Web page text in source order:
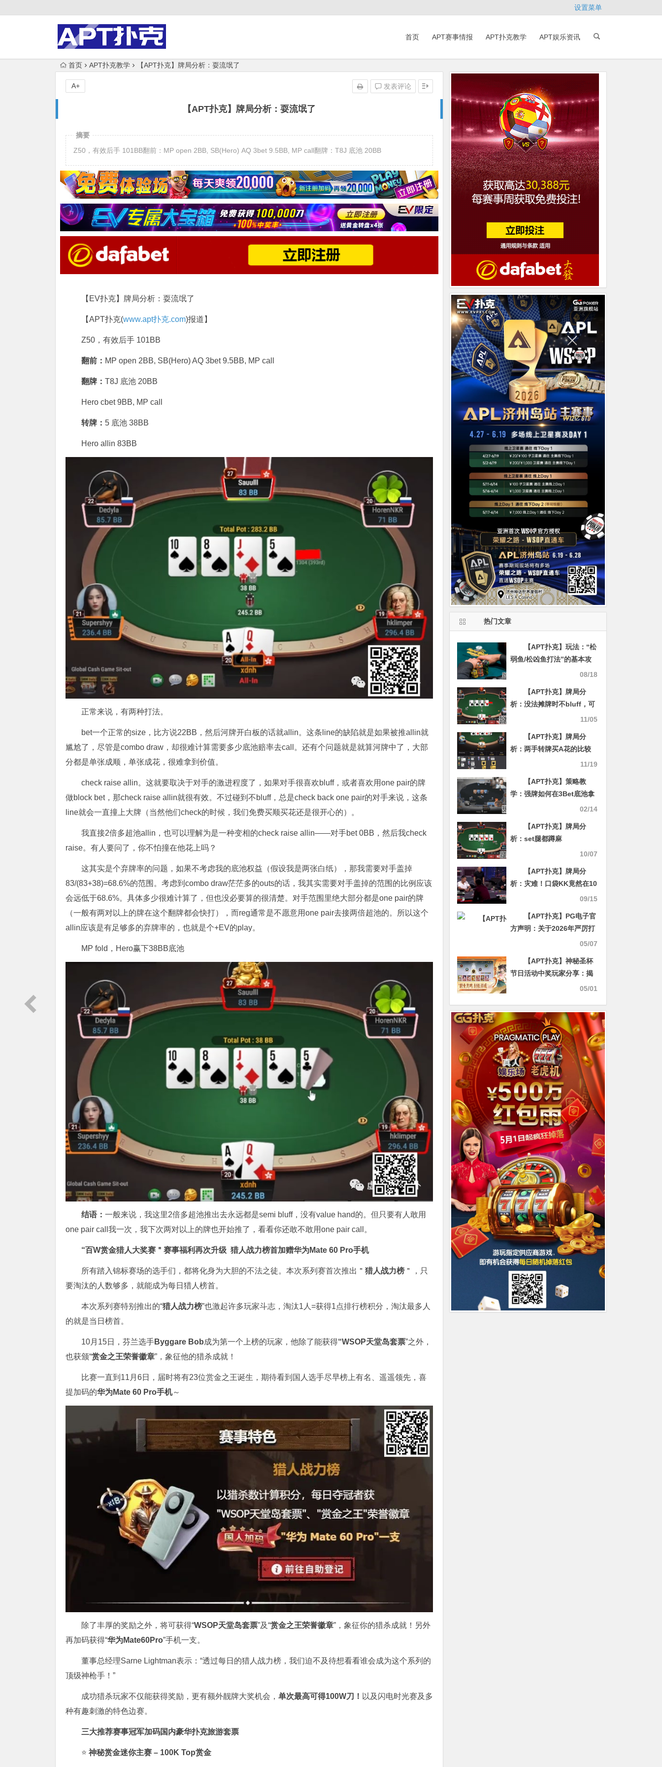
设置菜单
首页 APT赛事情报 APT扑克教学 APT娱乐资讯
首页 APT扑克教学 【APT扑克】牌局分析：耍流氓了
【APT扑克】牌局分析：耍流氓了
发表评论
A+
摘要
Z50，有效后手 101BB翻前：MP open 2BB, SB(Hero) AQ 3bet 9.5BB, MP call翻牌：T8J 底池 20BB
【EV扑克】牌局分析：耍流氓了
【APT扑克(www.apt扑克.com)报道】
Z50，有效后手 101BB
翻前： MP open 2BB, SB(Hero) AQ 3bet 9.5BB, MP call
翻牌： T8J 底池 20BB
Hero cbet 9BB, MP call
转牌： 5 底池 38BB
Hero allin 83BB
正常来说，有两种打法。
bet一个正常的size，比方说22BB，然后河牌开白板的话就allin。这条line的缺陷就是如果被推allin就
尴尬了，尽管是combo draw，却很难计算需要多少底池赔率去call。还有个问题就是就算河牌中了，大部
分都是单张成顺，单张成花，很难拿到价值。
check raise allin。这就要取决于对手的激进程度了，如果对手很喜欢bluff，或者喜欢用one pair的牌
做block bet，那check raise allin就很有效。不过碰到不bluff，总是check back one pair的对手来说，这条
line就会一直撞上大牌（当然他们check的时候，我们免费买顺买花还是很开心的）。
我直接2倍多超池allin，也可以理解为是一种变相的check raise allin——对手bet 0BB，然后我check
raise。有人要问了，你不怕撞在他花上吗？
这其实是个弃牌率的问题，如果不考虑我的底池权益（假设我是两张白纸），那我需要对手盖掉
83/(83+38)=68.6%的范围。考虑到combo draw茫茫多的outs的话，我其实需要对手盖掉的范围的比例应该
会远低于68.6%。具体多少很难计算了，但也没必要算的很清楚。对手范围里绝大部分都是one pair的牌
（一般有两对以上的牌在这个翻牌都会快打），而reg通常是不愿意用one pair去接两倍超池的。所以这个
allin应该是有足够多的弃牌率的，也就是个+EV的play。
MP fold，Hero赢下38BB底池
结语： 一般来说，我这里2倍多超池推出去永远都是semi bluff，没有value hand的。但只要有人敢用
one pair call我一次，我下次两对以上的牌也开始推了，看看你还敢不敢用one pair call。
“百W赏金猎人大奖赛＂ 赛事福利再次升级 猎人战力榜首加赠华为Mate 60 Pro手机
所有踏入锦标赛场的选手们，都将化身为大胆的不法之徒。本次系列赛首次推出＂ 猎人战力榜 ＂，只
要淘汰的人数够多，就能成为每日猎人榜首。
本次系列赛特别推出的“猎人战力榜”也激起许多玩家斗志，淘汰1人=获得1点排行榜积分，淘汰最多人
的就是当日榜首。
10月15日，芬兰选手Byggare Bob成为第一个上榜的玩家，他除了能获得“WSOP天堂岛套票”之外，
也获颁“赏金之王荣誉徽章”，象征他的猎杀成就！
比赛一直到11月6日，届时将有23位赏金之王诞生，期待看到国人选手尽早榜上有名、遥遥领先，喜
提加码的华为Mate 60 Pro手机～
除了丰厚的奖励之外，将可获得“WSOP天堂岛套票”及“赏金之王荣誉徽章”，象征你的猎杀成就！另外
再加码获得“华为Mate60Pro”手机一支。
董事总经理Sarne Lightman表示：“透过每日的猎人战力榜，我们迫不及待想看看谁会成为这个系列的
顶级神枪手！”
成功猎杀玩家不仅能获得奖励，更有额外靓牌大奖机会， 单次最高可得100W刀！ 以及闪电时光赛及多
种有趣刺激的特色边赛。
三大推荐赛事冠军加码国内豪华扑克旅游套票
⭐ 神秘赏金迷你主赛 – 100K Top赏金
热门文章
【APT扑克】玩法：“松
弱鱼/松凶鱼打法”的基本攻
08/18
【APT扑克】牌局分
析：没法摊牌时不bluff，可
11/05
【APT扑克】牌局分
析：两手转牌买A花的比较
11/19
【APT扑克】策略教
学：强牌如何在3Bet底池拿
02/14
【APT扑克】牌局分
析：set腿都蹲麻
10/07
【APT扑克】牌局分
析：灾难！口袋KK竟然在10
09/15
【APT扑克】PG电子官
方声明：关于2026年严厉打
击假冒PG电子平台的公告05/07
【APT扑克】神秘圣杯
节日活动中奖玩家分享：揭
开好运与热情的双重奇迹05/01